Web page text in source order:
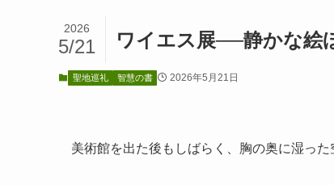
ワイエス展──静かな絵
2026
5/21
聖地巡礼 智慧の書 2026年5月21日
美術館を出た後もしばらく、胸の奥に湿った